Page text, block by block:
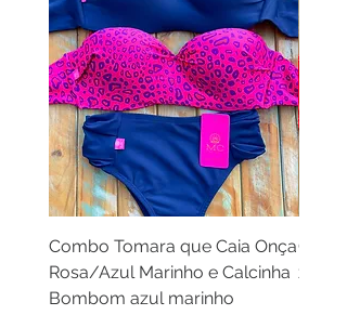
Combo Tomara que Caia Onça
Rosa/Azul Marinho e Calcinha
Bombom azul marinho